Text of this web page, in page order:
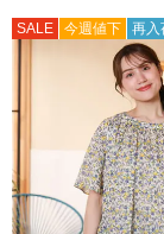
SALE 今週値下 再入